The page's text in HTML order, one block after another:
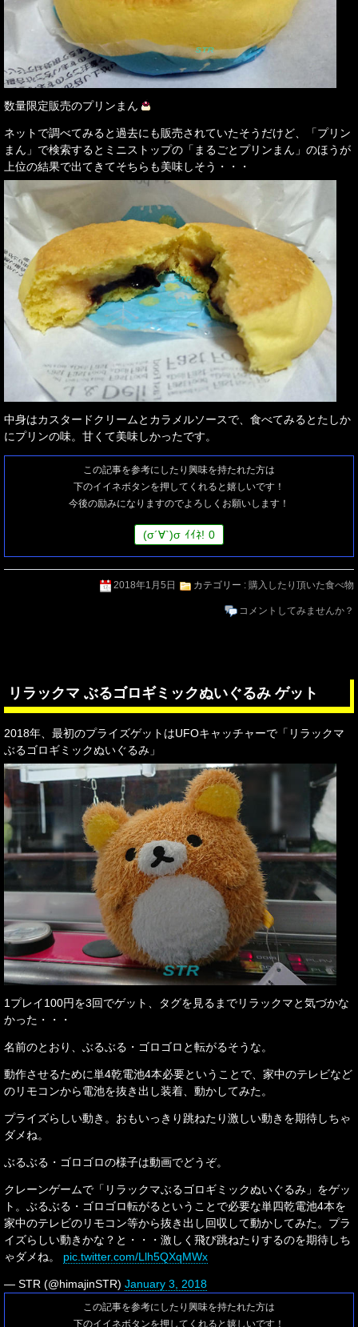
数量限定販売のプリンまん
ネットで調べてみると過去にも販売されていたそうだけど、「プリン
まん」で検索するとミニストップの「まるごとプリンまん」のほうが
上位の結果で出てきてそちらも美味しそう・・・
中身はカスタードクリームとカラメルソースで、食べてみるとたしか
にプリンの味。甘くて美味しかったです。
この記事を参考にしたり興味を持たれた方は
下のイイネボタンを押してくれると嬉しいです！
今後の励みになりますのでよろしくお願いします！
(σ´∀`)σ ｲｲﾈ! 0
2018年1月5日 カテゴリー : 購入したり頂いた食べ物
コメントしてみませんか？
リラックマ ぶるゴロギミックぬいぐるみ ゲット
2018年、最初のプライズゲットはUFOキャッチャーで「リラックマ
ぶるゴロギミックぬいぐるみ」
1プレイ100円を3回でゲット、タグを見るまでリラックマと気づかな
かった・・・
名前のとおり、ぶるぶる・ゴロゴロと転がるそうな。
動作させるために単4乾電池4本必要ということで、家中のテレビなど
のリモコンから電池を抜き出し装着、動かしてみた。
プライズらしい動き。おもいっきり跳ねたり激しい動きを期待しちゃ
ダメね。
ぶるぶる・ゴロゴロの様子は動画でどうぞ。
クレーンゲームで「リラックマぶるゴロギミックぬいぐるみ」をゲッ
ト。ぶるぶる・ゴロゴロ転がるということで必要な単四乾電池4本を
家中のテレビのリモコン等から抜き出し回収して動かしてみた。プラ
イズらしい動きかな？と・・・激しく飛び跳ねたりするのを期待しち
ゃダメね。 pic.twitter.com/Llh5QXqMWx
— STR (@himajinSTR) January 3, 2018
この記事を参考にしたり興味を持たれた方は
下のイイネボタンを押してくれると嬉しいです！